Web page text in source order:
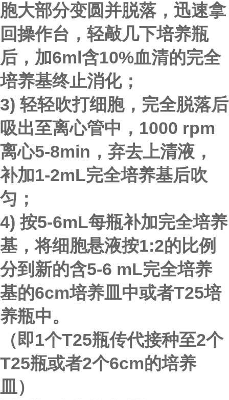
胞大部分变圆并脱落，迅速拿
回操作台，轻敲几下培养瓶
后，加6ml含10%血清的完全
培养基终止消化；
3) 轻轻吹打细胞，完全脱落后
吸出至离心管中，1000 rpm
离心5-8min，弃去上清液，
补加1-2mL完全培养基后吹
匀；
4) 按5-6mL每瓶补加完全培养
基，将细胞悬液按1:2的比例
分到新的含5-6 mL完全培养
基的6cm培养皿中或者T25培
养瓶中。
（即1个T25瓶传代接种至2个
T25瓶或者2个6cm的培养
皿）